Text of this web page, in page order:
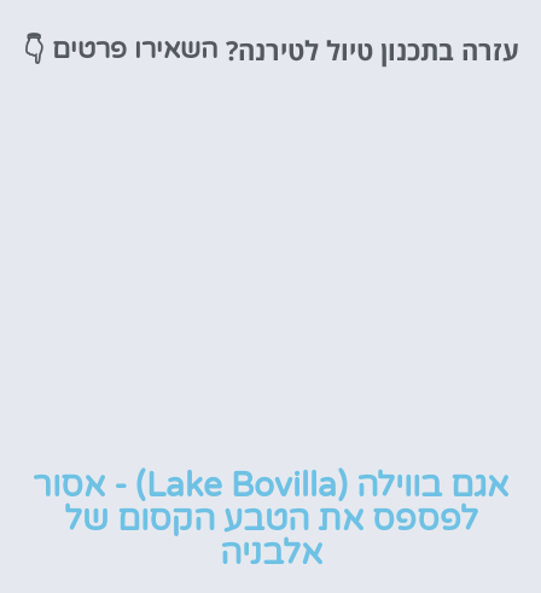
מציאת מלון
עזרה בתכנון טיול לטירנה? השאירו פרטים 👇
אגם בווילה (Lake Bovilla) - אסור
לפספס את הטבע הקסום של
אלבניה